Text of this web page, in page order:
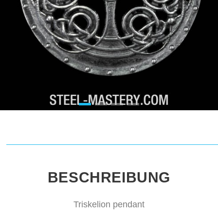
BESCHREIBUNG
Triskelion pendant